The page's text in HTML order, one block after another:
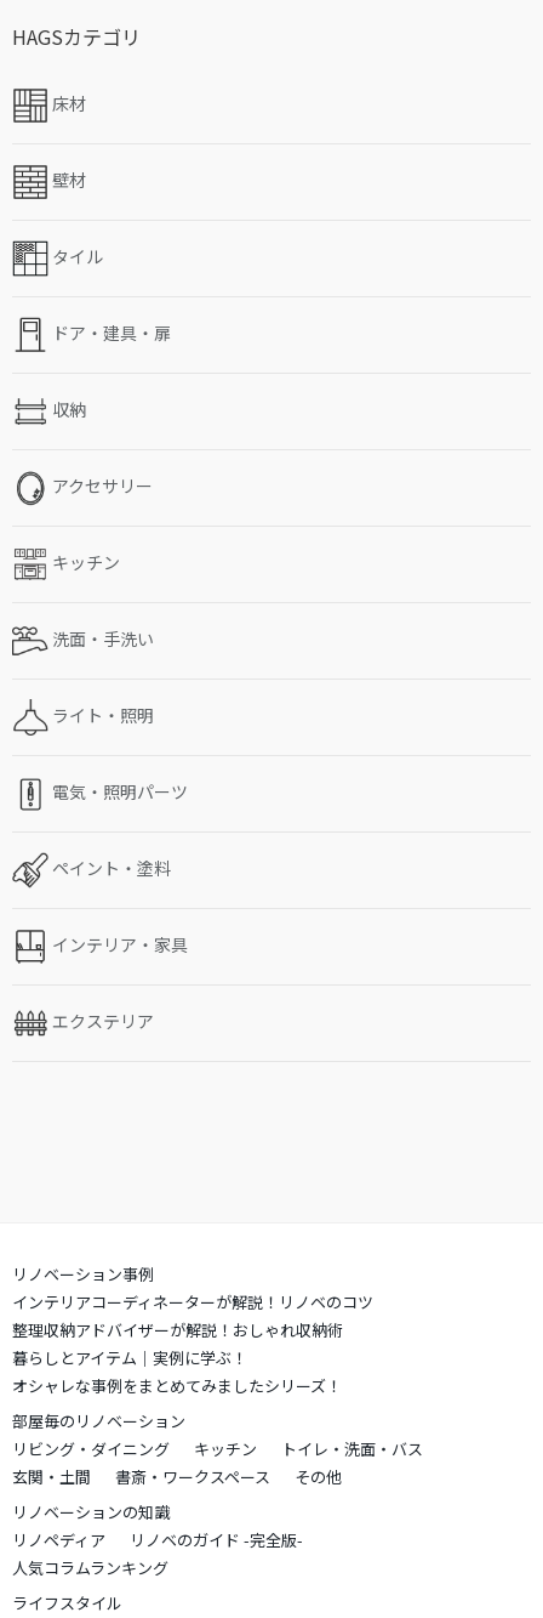
HAGSカテゴリ
床材
壁材
タイル
ドア・建具・扉
収納
アクセサリー
キッチン
洗面・手洗い
ライト・照明
電気・照明パーツ
ペイント・塗料
インテリア・家具
エクステリア
リノベーション事例
インテリアコーディネーターが解説！リノベのコツ
整理収納アドバイザーが解説！おしゃれ収納術
暮らしとアイテム｜実例に学ぶ！
オシャレな事例をまとめてみましたシリーズ！
部屋毎のリノベーション
リビング・ダイニング
キッチン
トイレ・洗面・バス
玄関・土間
書斎・ワークスペース
その他
リノベーションの知識
リノペディア
リノベのガイド -完全版-
人気コラムランキング
ライフスタイル